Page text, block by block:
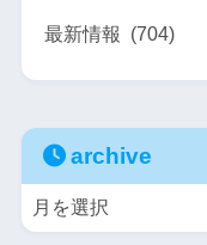
archive